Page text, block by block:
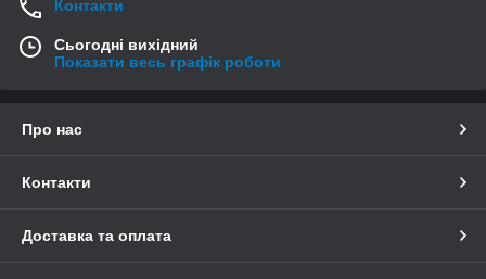
Контакти
Сьогодні вихідний
Показати весь графік роботи
Про нас
Контакти
Доставка та оплата